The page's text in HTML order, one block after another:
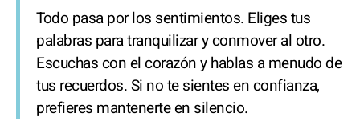
Todo pasa por los sentimientos. Eliges tus
palabras para tranquilizar y conmover al otro.
Escuchas con el corazón y hablas a menudo de
tus recuerdos. Si no te sientes en confianza,
prefieres mantenerte en silencio.